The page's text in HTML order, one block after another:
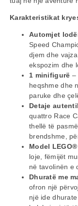
Karakteristikat
Automjet
Speed
djem dhe
ekspozim dhe
1 minifigurë –
heqshme dhe
paruke dhe
Detaje
quattro Race
thellë të
brendshme,
Model
loje, fëmijët
në tavolinën e
Dhuratë me
ofron një
një ide